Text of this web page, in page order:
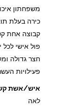
משפחתון
כירה בעלת
קבוצה אחת
פול אישי לכל
חצר גדולה
פעילויות
איש/אשת
לאה